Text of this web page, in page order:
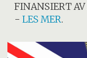
FINANSIERT AV
-LES MER.